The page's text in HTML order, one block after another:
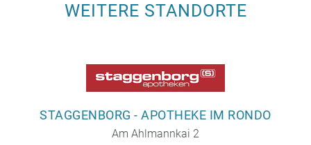
WEITERE STANDORTE
STAGGENBORG - APOTHEKE IM RONDO
Am Ahlmannkai 2